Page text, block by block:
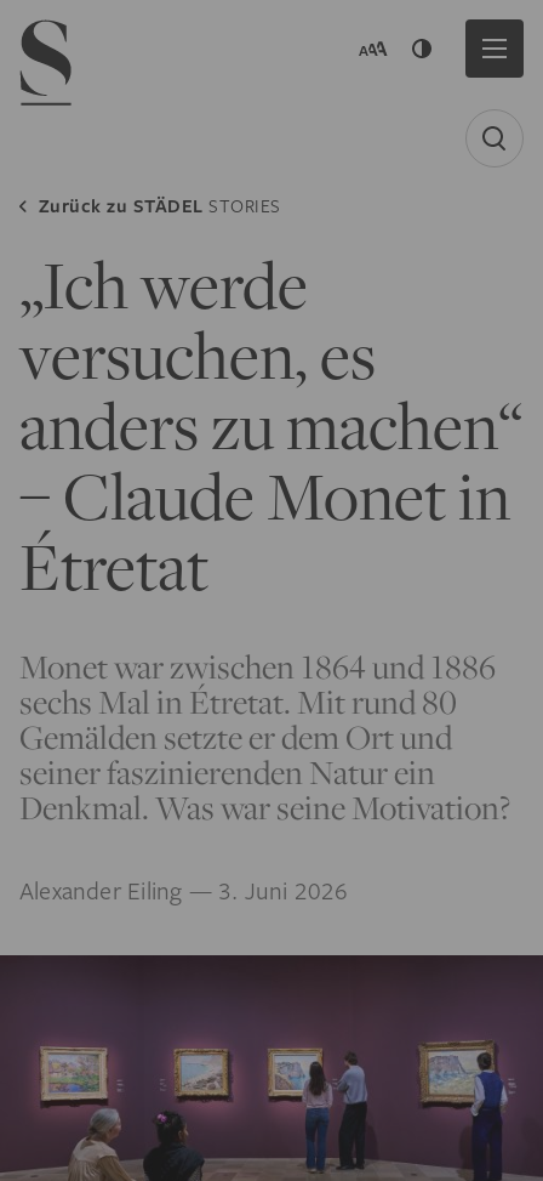
Navigation menu
Zurück zu STÄDEL STORIES
„Ich werde
versuchen, es
anders zu machen“
– Claude Monet in
Étretat
Monet war zwischen 1864 und 1886
sechs Mal in Étretat. Mit rund 80
Gemälden setzte er dem Ort und
seiner faszinierenden Natur ein
Denkmal. Was war seine Motivation?
Alexander Eiling — 3. Juni 2026